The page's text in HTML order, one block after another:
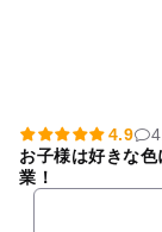
4.9
お子様は好きな
業！